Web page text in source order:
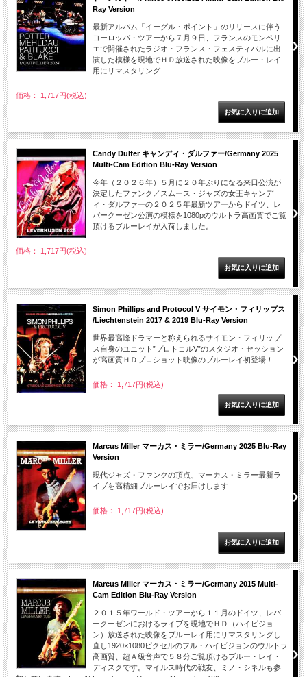
Ray Version
最新アルバム「イーグル・ポイント」のリリースに伴う
ヨーロッパ・ツアーから７月９日、フランスのモンペリ
エで開催されたラジオ・フランス・フェスティバルに出
演した模様を現地でＨＤ放送された映像をブルー・レイ
用にリマスタリング
価格： 1,717円(税込)
Candy Dulfer キャンディ・ダルファー/Germany 2025
Multi-Cam Edition Blu-Ray Version
今年（２０２６年）５月に２０年ぶりになる来日公演が
決定したファンク／スムース・ジャズの女王キャンデ
ィ・ダルファーの２０２５年最新ツアーからドイツ、レ
バークーゼン公演の模様を1080pのウルトラ高画質でご覧
頂けるブルーレイが入荷しました。
価格： 1,717円(税込)
Simon Phillips and Protocol V サイモン・フィリップス
/Liechtenstein 2017 & 2019 Blu-Ray Version
世界最高峰ドラマーと称えられるサイモン・フィリップ
ス自身のユニット”プロトコルV”のスタジオ・セッション
が高画質ＨＤプロショット映像のブルーレイ初登場！
価格： 1,717円(税込)
Marcus Miller マーカス・ミラー/Germany 2025 Blu-Ray
Version
現代ジャズ・ファンクの頂点、マーカス・ミラー最新ラ
イブを高精細ブルーレイでお届けします
価格： 1,717円(税込)
Marcus Miller マーカス・ミラー/Germany 2015 Multi-
Cam Edition Blu-Ray Version
２０１５年ワールド・ツアーから１１月のドイツ、レバ
ークーゼンにおけるライブを現地でＨＤ（ハイビジョ
ン）放送された映像をブルーレイ用にリマスタリングし
直し1920×1080ピクセルのフル・ハイビジョンのウルトラ
高画質、超Ａ級音声で５８分ご覧頂けるブルー・レイ・
ディスクです。マイルス時代の戦友、ミノ・シネルも参